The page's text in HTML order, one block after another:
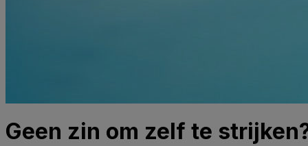
Geen zin om zelf te